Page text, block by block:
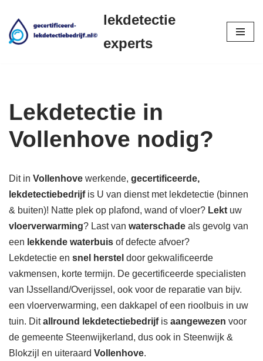
Ga
lekdetectie
experts
Lekdetectie in
Vollenhove nodig?
Dit in Vollenhove werkende, gecertificeerde,
lekdetectiebedrijf is U van dienst met lekdetectie (binnen
& buiten)! Natte plek op plafond, wand of vloer? Lekt uw
vloerverwarming? Last van waterschade als gevolg van
een lekkende waterbuis of defecte afvoer?
Lekdetectie en snel herstel door gekwalificeerde
vakmensen, korte termijn. De gecertificeerde specialisten
van IJsselland/Overijssel, ook voor de reparatie van bijv.
een vloerverwarming, een dakkapel of een rioolbuis in uw
tuin. Ditallround lekdetectiebedrijfis aangewezen voor
de gemeente Steenwijkerland, dus ook in Steenwijk &
Blokzijl en uiteraard Vollenhove.